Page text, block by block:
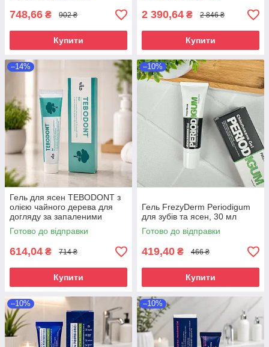
748,66 ₴ 902 ₴
Купити
2 390,64 ₴ 2 846 ₴
Купити
–14%
Гель для ясен TEBODONT з
олією чайного дерева для
догляду за запаленими
яснами, 18 мл, Швейцарія
Готово до відправки
614,04 ₴ 714 ₴
Купити
–10%
Гель FrezyDerm Periodigum
для зубів та ясен, 30 мл
Готово до відправки
419,40 ₴ 466 ₴
Купити
–10% –10%